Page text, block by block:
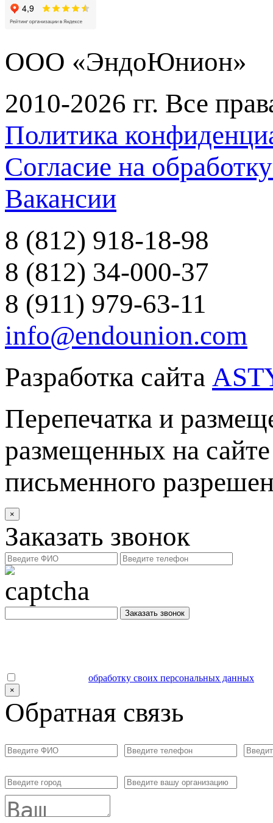
ООО «ЭндоЮнион»
2010-2026 гг. Все
Политика
Согласие на
Вакансии
8 (812) 918-18-98
8 (812) 34-000-37
8 (911) 979-63-11
info@endounion.com
Разработка сайта
Перепечатка и
размещенных на
письменного
×
Заказать звонок
Заказать звонок
обработку своих персональных данных
×
Обратная связь